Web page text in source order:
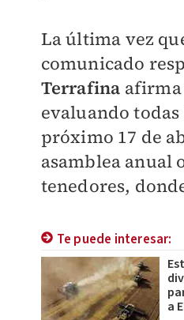
La última vez
comunicado
Terrafina afirma
evaluando
próximo 17 de
asamblea anual
tenedores,
Te puede interesar:
a